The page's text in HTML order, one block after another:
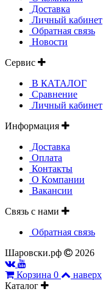
Доставка
Личный кабинет
Обратная связь
Новости
Сервис
В КАТАЛОГ
Сравнение
Личный кабинет
Информация
Доставка
Оплата
Контакты
О Компании
Вакансии
Связь с нами
Обратная связь
Шаровски.рф
2026
Корзина 0
наверх
Каталог